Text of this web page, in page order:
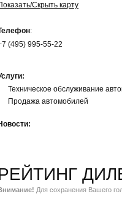
Скрыть карту
:
(495) 995-55-22
Техническое обслуживание
Продажа автомобилей
Для сохранения Вашего